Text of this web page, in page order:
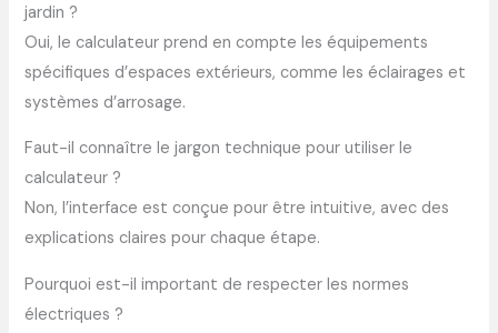
jardin ?
Oui, le calculateur prend en compte les équipements
spécifiques d’espaces extérieurs, comme les éclairages et
systèmes d’arrosage.
Faut-il connaître le jargon technique pour utiliser le
calculateur ?
Non, l’interface est conçue pour être intuitive, avec des
explications claires pour chaque étape.
Pourquoi est-il important de respecter les normes
électriques ?